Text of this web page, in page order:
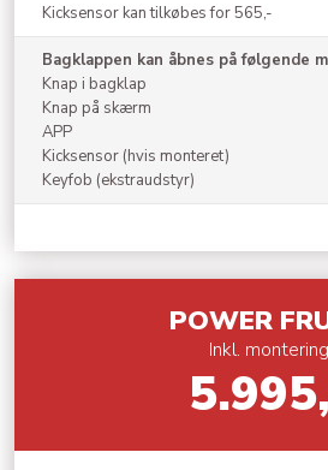
Kicksensor kan tilkøbes for 565,-
Bagklappen kan åbnes på følgende
Knap i bagklap
Knap på skærm
APP
Kicksensor (hvis monteret)
Keyfob (ekstraudstyr)
​POWER
Inkl. montering